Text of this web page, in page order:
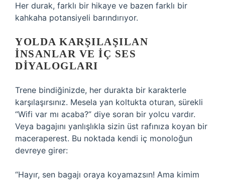
Her durak, farklı bir hikaye ve bazen farklı bir
kahkaha potansiyeli barındırıyor.
YOLDA KARŞILAŞILAN
İNSANLAR VE İÇ SES
DIYALOGLARI
Trene bindiğinizde, her durakta bir karakterle
karşılaşırsınız. Mesela yan koltukta oturan, sürekli
“Wifi var mı acaba?” diye soran bir yolcu vardır.
Veya bagajını yanlışlıkla sizin üst rafınıza koyan bir
maceraperest. Bu noktada kendi iç monoloğun
devreye girer:
“Hayır, sen bagajı oraya koyamazsın! Ama kimim